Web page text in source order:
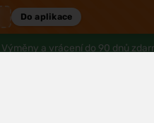
Do aplikace
| Výměny a vrácení do 90 dnů